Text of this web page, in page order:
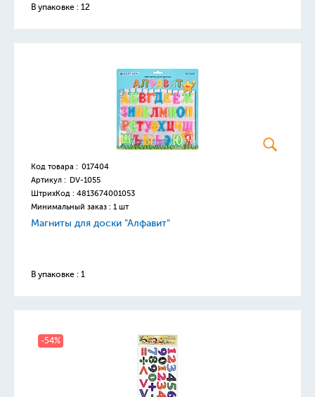
В упаковке : 12
Код товара : 017404
Артикул : DV-1055
ШтрихКод : 4813674001053
Минимальный заказ : 1 шт
Магниты для доски "Алфавит"
В упаковке : 1
-54%